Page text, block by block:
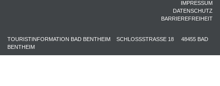
IMPRESSUM
DATENSCHUTZ
BARRIEREFREIHEIT
TOURISTINFORMATION BAD BENTHEIM SCHLOSSSTRASSE 18 48455 BAD
BENTHEIM